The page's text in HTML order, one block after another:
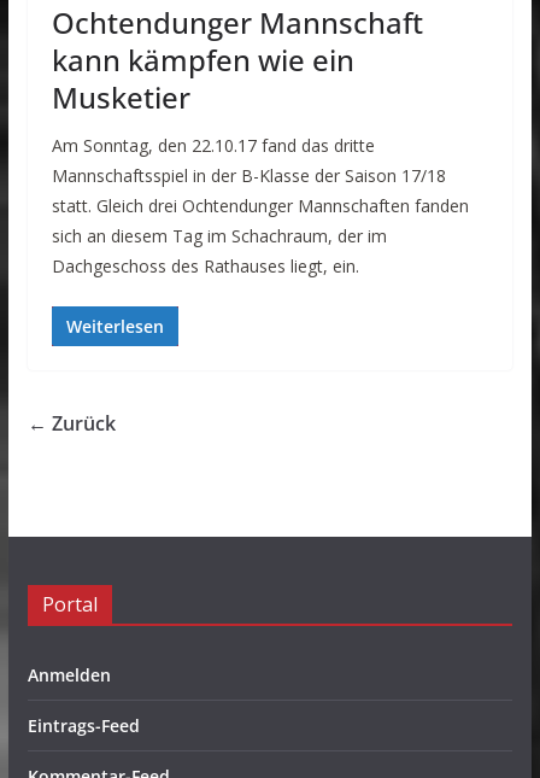
Ochtendunger Mannschaft
kann kämpfen wie ein
Musketier
Am Sonntag, den 22.10.17 fand das dritte
Mannschaftsspiel in der B-Klasse der Saison 17/18
statt. Gleich drei Ochtendunger Mannschaften fanden
sich an diesem Tag im Schachraum, der im
Dachgeschoss des Rathauses liegt, ein.
Weiterlesen
← Zurück
Portal
Anmelden
Eintrags-Feed